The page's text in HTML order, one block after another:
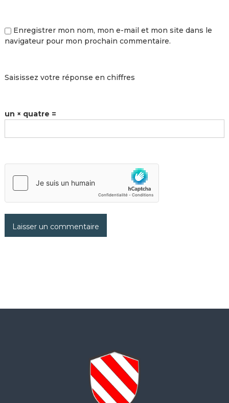
Enregistrer mon nom, mon e-mail et mon site dans le
navigateur pour mon prochain commentaire.
Saisissez votre réponse en chiffres
un × quatre =